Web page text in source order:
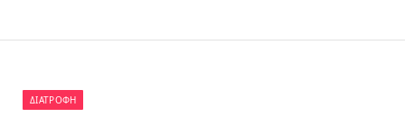
ΔΙΑΤΡΟΦΗ